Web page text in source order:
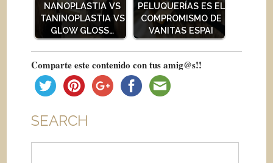
NANOPLASTIA VS
TANINOPLASTIA VS
GLOW GLOSS…
PELUQUERÍAS ES EL
COMPROMISMO DE
VANITAS ESPAI
Comparte este contenido con tus amig@s!!
SEARCH